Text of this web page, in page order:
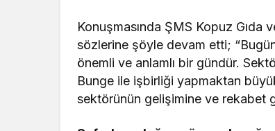
Konuşmasında ŞMS Kopuz Gıda
sözlerine şöyle devam etti;
önemli ve anlamlı bir gündür.
Bunge ile işbirliği yapmaktan
sektörünün gelişimine ve rekabet